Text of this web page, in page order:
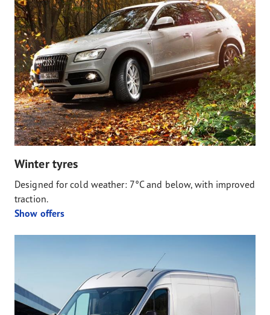
Winter tyres
Designed for cold weather: 7°C and below, with improved
traction.
Show offers